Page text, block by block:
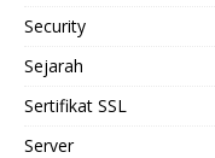
Security
Sejarah
Sertifikat SSL
Server